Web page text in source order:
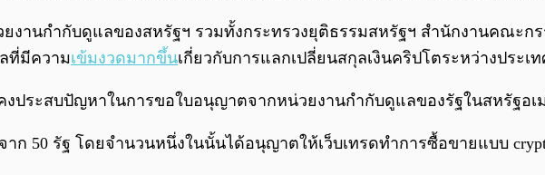
ยงานกำกับดูแลของสหรัฐฯ รวมทั้งกระทรวงยุติธรรมสหรัฐฯ สำนักงานคณะก
ที่มีความเข้มงวดมากขึ้นเกี่ยวกับการแลกเปลี่ยนสกุลเงินคริปโตระหว่างประเท
งประสบปัญหาในการขอใบอนุญาตจากหน่วยงานกำกับดูแลของรัฐในสหรัฐอเ
ก 50 รัฐ โดยจำนวนหนึ่งในนั้นได้อนุญาตให้เว็บเทรดทำการซื้อขายแบบ